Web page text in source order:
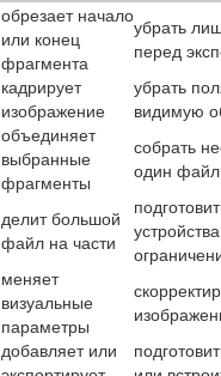
обрезает начало
или конец
фрагмента
убрать
перед
кадрирует
изображение
убрать
видимую
объединяет
выбранные
фрагменты
собрать
один файл
делит большой
файл на части
меняет
визуальные
параметры
добавляет или